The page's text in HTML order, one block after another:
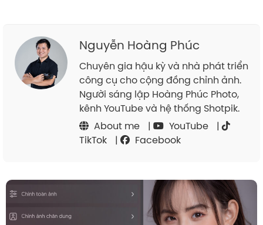
Nguyễn Hoàng Phúc
Chuyên gia hậu kỳ và nhà phát triển
công cụ cho cộng đồng chỉnh ảnh.
Người sáng lập Hoàng Phúc Photo,
kênh YouTube và hệ thống Shotpik.
About me
| YouTube
|
TikTok
| Facebook